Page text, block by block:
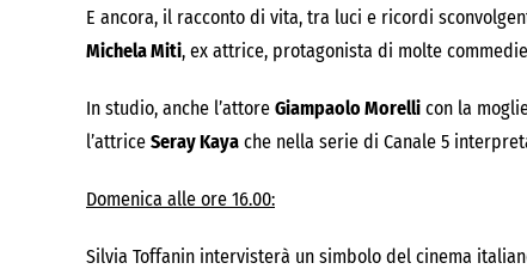
E ancora, il racconto di vita, tra luci e ricordi
Michela Miti, ex attrice, protagonista di molte
In studio, anche l’attore Giampaolo Morelli con la
l’attrice Seray Kaya che nella serie di Canale 5
Domenica alle ore 16.00:
Silvia Toffanin intervisterà un simbolo del cinema